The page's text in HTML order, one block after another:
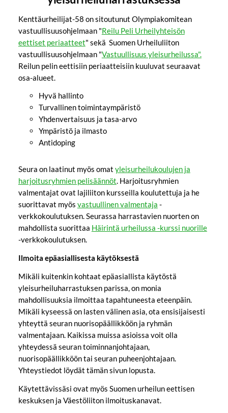
Kenttäurheilijat-58 on sitoutunut Olympiakomitean
vastuullisuusohjelmaan "Reilu Peli Urheilyhteisön
eettiset periaatteet" sekä Suomen Urheiluliiton
vastuullisuusohjelmaan "Vastuullisuus yleisurheilussa".
Reilun pelin eettisiin periaatteisiin kuuluvat seuraavat
osa-alueet.
Hyvä hallinto
Turvallinen toimintaympäristö
Yhdenvertaisuus ja tasa-arvo
Ympäristö ja ilmasto
Antidoping
Seura on laatinut myös omat yleisurheilukoulujen ja
harjoitusryhmien pelisäännöt. Harjoitusryhmien
valmentajat ovat lajiliiton kursseilla koulutettuja ja he
suorittavat myös vastuullinen valmentaja -
verkkokoulutuksen. Seurassa harrastavien nuorten on
mahdollista suorittaa Häirintä urheilussa -kurssi nuorille
-verkkokoulutuksen.
Ilmoita epäasiallisesta käytöksestä
Mikäli kuitenkin kohtaat epäasiallista käytöstä
yleisurheiluharrastuksen parissa, on monia
mahdollisuuksia ilmoittaa tapahtuneesta eteenpäin.
Mikäli kyseessä on lasten välinen asia, ota ensisijaisesti
yhteyttä seuran nuorisopäällikköön ja ryhmän
valmentajaan. Kaikissa muissa asioissa voit olla
yhteydessä seuran toiminnanjohtajaan,
nuorisopäällikköön tai seuran puheenjohtajaan.
Yhteystiedot löydät tämän sivun lopusta.
Käytettävissäsi ovat myös Suomen urheilun eettisen
keskuksen ja Väestöliiton ilmoituskanavat.